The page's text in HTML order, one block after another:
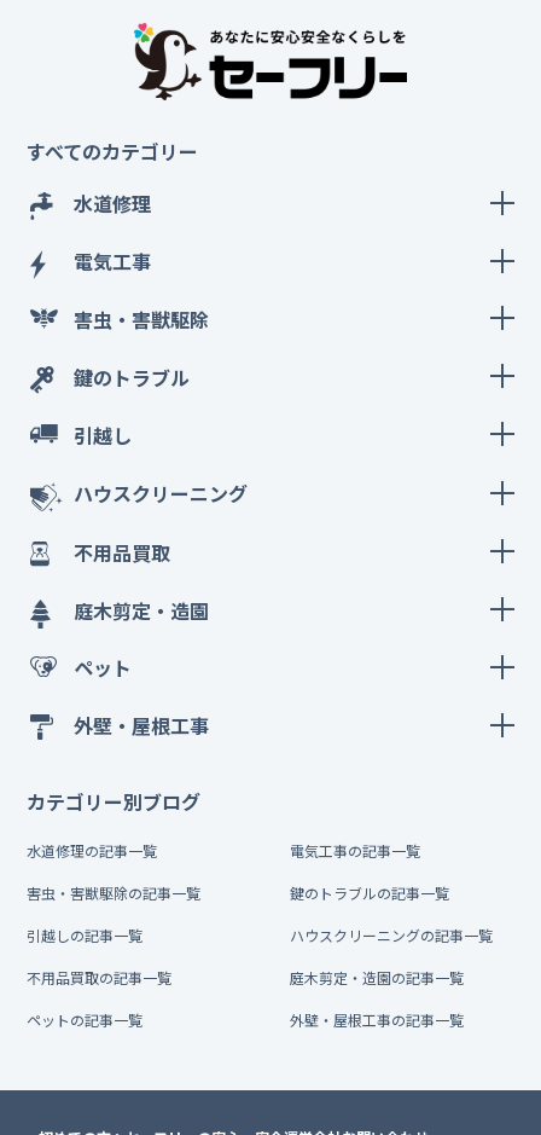
すべてのカテゴリー
水道修理
電気工事
害虫・害獣駆除
鍵のトラブル
引越し
ハウスクリーニング
不用品買取
庭木剪定・造園
ペット
外壁・屋根工事
カテゴリー別ブログ
水道修理の記事一覧 電気工事の記事一覧
害虫・害獣駆除の記事一覧 鍵のトラブルの記事一覧
引越しの記事一覧 ハウスクリーニングの記事一覧
不用品買取の記事一覧 庭木剪定・造園の記事一覧
ペットの記事一覧 外壁・屋根工事の記事一覧